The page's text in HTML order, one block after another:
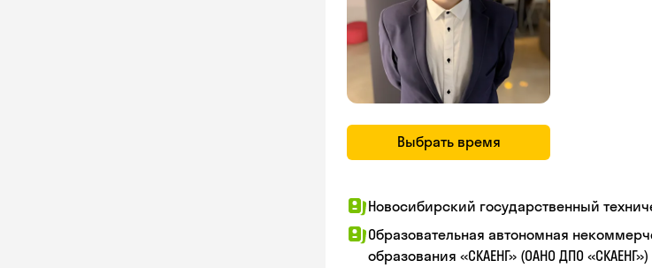
Выбрать время
Новосибирский государственный
Образовательная автономная
образования «СКАЕНГ» (ОАНО ДПО «СКАЕНГ»)